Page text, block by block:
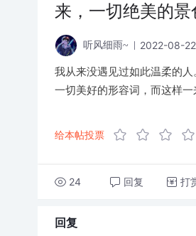
来，一切绝美的
听风细雨~ 2022-08-
我从来没遇见过如此温柔的
一切美好的形容词，而这样
给本帖投票
24 回复 打
回复